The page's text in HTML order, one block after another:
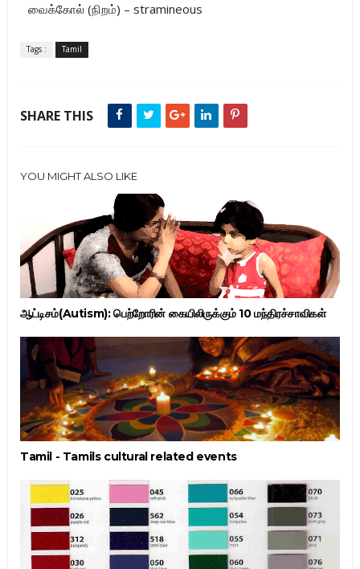
வைக்கோல் (நிறம்) – stramineous
Tags : Tamil
SHARE THIS
YOU MIGHT ALSO LIKE
ஆட்டிசம்(Autism): பெற்றோரின் கையிலிருக்கும் 10 மந்திரச்சாவிகள்
Tamil - Tamils cultural related events